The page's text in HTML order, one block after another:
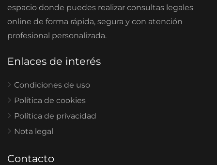
espacio donde puedes realizar consultas legales
online de forma rápida, segura y con atención
profesional personalizada.
Enlaces de interés
Condiciones de uso
Política de cookies
Política de privacidad
Nota legal
Contacto